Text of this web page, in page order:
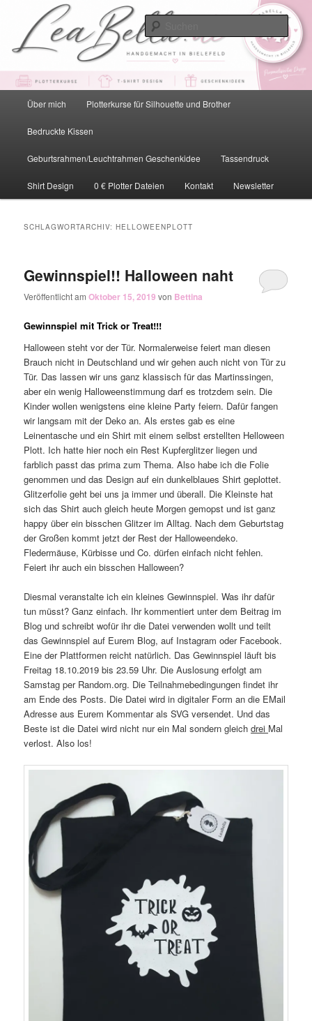
primären
springen
sekundären
springenLeaBella.de – Handgemacht in
Bielefeld
HauptmenüÜber mich Plotterkurse für Silhouette und Brother
Bedruckte Kissen
Geburtsrahmen/Leuchtrahmen Geschenkidee Tassendruck
Shirt Design 0 € Plotter Dateien Kontakt Newsletter
SCHLAGWORTARCHIV:HELLOWEENPLOTT
Gewinnspiel!! Halloween naht
Veröffentlicht amOktober 15, 2019 von Bettina
Gewinnspiel mit Trick or Treat!!!
Halloween steht vor der Tür. Normalerweise feiert man diesen
Brauch nicht in Deutschland und wir gehen auch nicht von Tür zu
Tür. Das lassen wir uns ganz klassisch für das Martinssingen,
aber ein wenig Halloweenstimmung darf es trotzdem sein. Die
Kinder wollen wenigstens eine kleine Party feiern. Dafür fangen
wir langsam mit der Deko an. Als erstes gab es eine
Leinentasche und ein Shirt mit einem selbst erstellten Helloween
Plott. Ich hatte hier noch ein Rest Kupferglitzer liegen und
farblich passt das prima zum Thema. Also habe ich die Folie
genommen und das Design auf ein dunkelblaues Shirt geplottet.
Glitzerfolie geht bei uns ja immer und überall. Die Kleinste hat
sich das Shirt auch gleich heute Morgen gemopst und ist ganz
happy über ein bisschen Glitzer im Alltag. Nach dem Geburtstag
der Großen kommt jetzt der Rest der Halloweendeko.
Fledermäuse, Kürbisse und Co. dürfen einfach nicht fehlen.
Feiert ihr auch ein bisschen Halloween?
Diesmal veranstalte ich ein kleines Gewinnspiel. Was ihr dafür
tun müsst? Ganz einfach. Ihr kommentiert unter dem Beitrag im
Blog und schreibt wofür ihr die Datei verwenden wollt und teilt
das Gewinnspiel auf Eurem Blog, auf Instagram oder Facebook.
Eine der Plattformen reicht natürlich. Das Gewinnspiel läuft bis
Freitag 18.10.2019 bis 23.59 Uhr. Die Auslosung erfolgt am
Samstag per Random.org. Die Teilnahmebedingungen findet ihr
am Ende des Posts. Die Datei wird in digitaler Form an die EMail
Adresse aus Eurem Kommentar als SVG versendet. Und das
Beste ist die Datei wird nicht nur ein Mal sondern gleichdrei Mal
verlost. Also los!